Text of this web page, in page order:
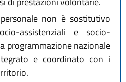
non è sostitutivo
assistenziali e socio-
programmazione nazionale
e coordinato con i